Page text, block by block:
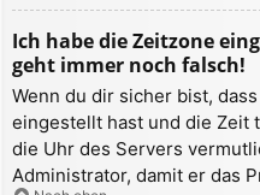
Ich habe die Zeitzone
geht immer noch falsch!
Wenn du dir sicher bist,
eingestellt hast und die Zeit
die Uhr des Servers
Administrator, damit er das